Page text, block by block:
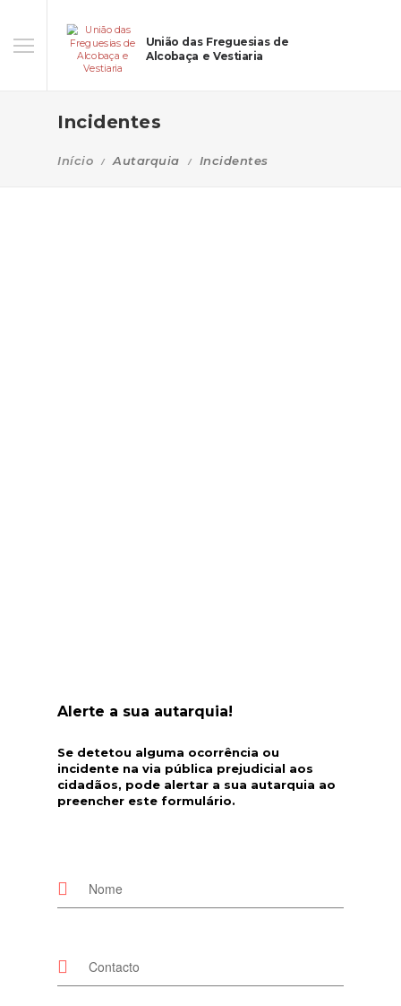
União das Freguesias de
Alcobaça e Vestiaria
Incidentes
Início Autarquia Incidentes
Alerte a sua autarquia!
Se detetou alguma ocorrência ou
incidente na via pública prejudicial aos
cidadãos, pode alertar a sua autarquia ao
preencher este formulário.